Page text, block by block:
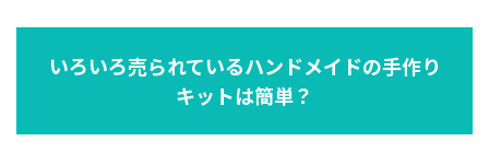
いろいろ売られているハンドメイドの手作り
キットは簡単？